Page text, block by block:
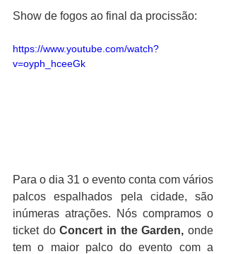
Show de fogos ao final da procissão:
https://www.youtube.com/watch?
v=oyph_hceeGk
Para o dia 31 o evento conta com vários
palcos espalhados pela cidade, são
inúmeras atrações. Nós compramos o
ticket do Concert in the Garden, onde
tem o maior palco do evento com a